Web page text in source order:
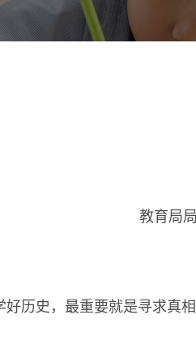
教育局
历史，最重要就是寻求真